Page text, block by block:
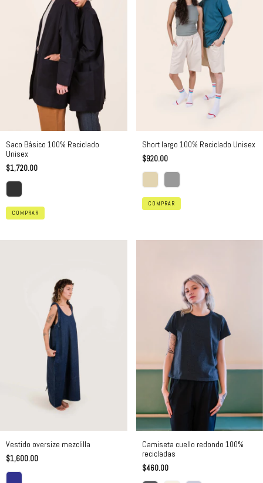
Saco Básico 100% Reciclado
Unisex
$1,720.00
COMPRAR
Short largo 100% Reciclado Unisex
$920.00
COMPRAR
Vestido oversize mezclilla
$1,600.00
Camiseta cuello redondo 100%
recicladas
$460.00